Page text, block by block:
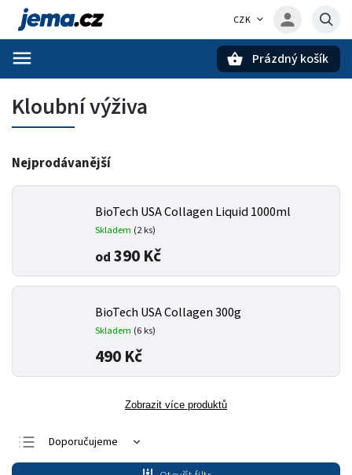
CZK
Prázdný košík
Kloubní výživa
Nejprodávanější
BioTech USA Collagen Liquid 1000ml
Skladem (2 ks)
od 390 Kč
BioTech USA Collagen 300g
Skladem (6 ks)
490 Kč
Zobrazit více produktů
Doporučujeme
Nejlevnější